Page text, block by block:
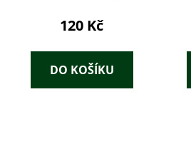
120 Kč
DO KOŠÍKU